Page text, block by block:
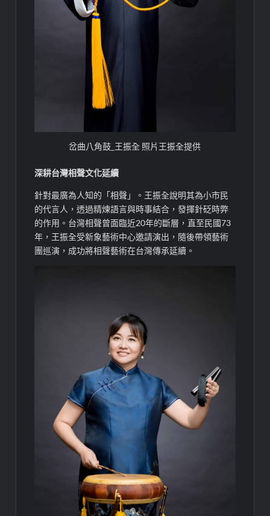
岔曲八角鼓_王振全 照片王振全提供
深耕台灣相聲文化延續
針對最廣為人知的「相聲」。王振全說明其為小市民
的代言人，透過精煉語言與時事結合，發揮針砭時弊
的作用。台灣相聲曾面臨近20年的斷層，直至民國73
年，王振全受新象藝術中心邀請演出，隨後帶領藝術
團巡演，成功將相聲藝術在台灣傳承延續。